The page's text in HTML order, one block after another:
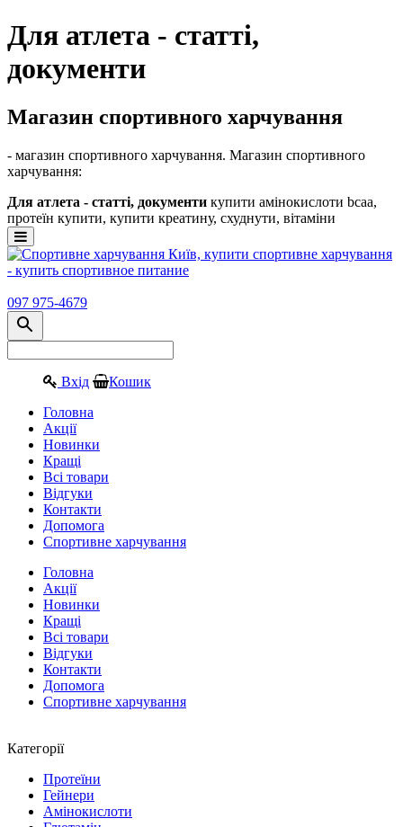
Для атлета - статті,
документи
Магазин спортивного харчування
- магазин спортивного харчування. Магазин спортивного
харчування:
Для атлета - статті, документи купити амінокислоти bcaa,
протеїн купити, купити креатину, схуднути, вітаміни
097 975-4679
Вхід Кошик
Головна
Акції
Новинки
Кращі
Всі товари
Відгуки
Контакти
Допомога
Спортивне харчування
Головна
Акції
Новинки
Кращі
Всі товари
Відгуки
Контакти
Допомога
Спортивне харчування
Категорії
Протеїни
Гейнери
Амінокислоти